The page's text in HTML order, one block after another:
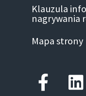
Klauzula
nagrywania
Mapa strony